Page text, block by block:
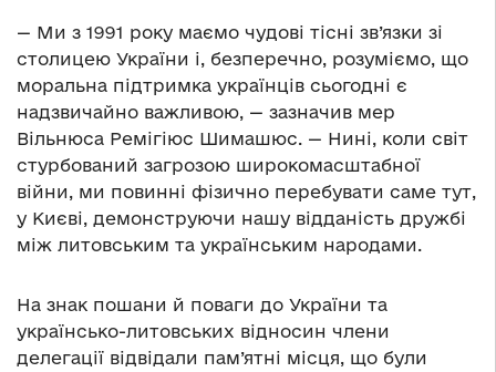
— Ми з 1991 року маємо чудові тісні зв’язки зі
столицею України і, безперечно, розуміємо, що
моральна підтримка українців сьогодні є
надзвичайно важливою, — зазначив мер
Вільнюса Ремігіюс Шимашюс. — Нині, коли світ
стурбований загрозою широкомасштабної
війни, ми повинні фізично перебувати саме тут,
у Києві, демонструючи нашу відданість дружбі
між литовським та українським народами.
На знак пошани й поваги до України та
українсько-литовських відносин члени
делегації відвідали пам’ятні місця, що були